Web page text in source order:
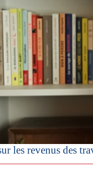
les revenus des